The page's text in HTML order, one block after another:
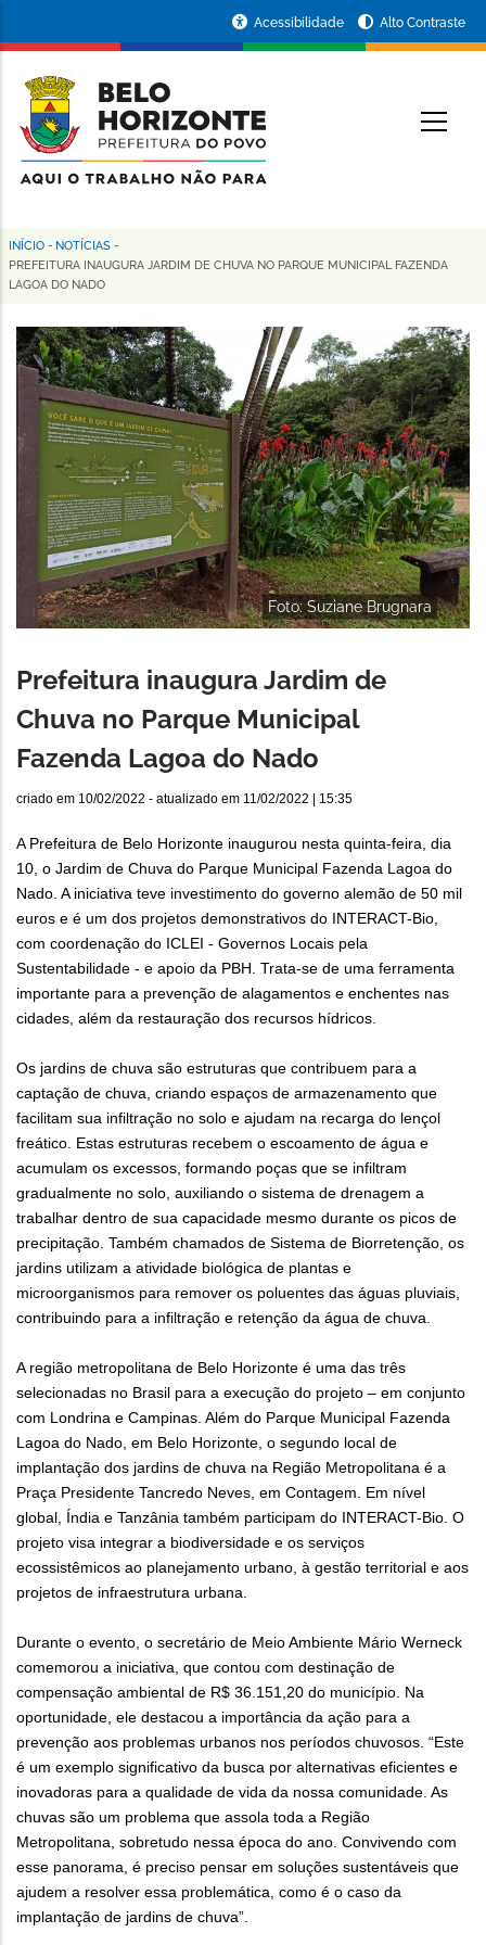
conteúdo
principal
da
Prefeitura
de
Horizonte
Acessibilidade Alto Contraste
Trilha
de
navegação
INÍCIO - NOTÍCIAS -
PREFEITURA INAUGURA JARDIM DE CHUVA NO PARQUE MUNICIPAL FAZENDA
LAGOA DO NADO
Foto: Suziane Brugnara
Prefeitura inaugura Jardim de
Chuva no Parque Municipal
Fazenda Lagoa do Nado
criado em 10/02/2022 - atualizado em 11/02/2022 | 15:35
A Prefeitura de Belo Horizonte inaugurou nesta quinta-feira, dia
10, o Jardim de Chuva do Parque Municipal Fazenda Lagoa do
Nado. A iniciativa teve investimento do governo alemão de 50 mil
euros e é um dos projetos demonstrativos do INTERACT-Bio,
com coordenação do ICLEI - Governos Locais pela
Sustentabilidade - e apoio da PBH. Trata-se de uma ferramenta
importante para a prevenção de alagamentos e enchentes nas
cidades, além da restauração dos recursos hídricos.
Os jardins de chuva são estruturas que contribuem para a
captação de chuva, criando espaços de armazenamento que
facilitam sua infiltração no solo e ajudam na recarga do lençol
freático. Estas estruturas recebem o escoamento de água e
acumulam os excessos, formando poças que se infiltram
gradualmente no solo, auxiliando o sistema de drenagem a
trabalhar dentro de sua capacidade mesmo durante os picos de
precipitação. Também chamados de Sistema de Biorretenção, os
jardins utilizam a atividade biológica de plantas e
microorganismos para remover os poluentes das águas pluviais,
contribuindo para a infiltração e retenção da água de chuva.
A região metropolitana de Belo Horizonte é uma das três
selecionadas no Brasil para a execução do projeto – em conjunto
com Londrina e Campinas. Além do Parque Municipal Fazenda
Lagoa do Nado, em Belo Horizonte, o segundo local de
implantação dos jardins de chuva na Região Metropolitana é a
Praça Presidente Tancredo Neves, em Contagem. Em nível
global, Índia e Tanzânia também participam do INTERACT-Bio. O
projeto visa integrar a biodiversidade e os serviços
ecossistêmicos ao planejamento urbano, à gestão territorial e aos
projetos de infraestrutura urbana.
Durante o evento, o secretário de Meio Ambiente Mário Werneck
comemorou a iniciativa, que contou com destinação de
compensação ambiental de R$ 36.151,20 do município. Na
oportunidade, ele destacou a importância da ação para a
prevenção aos problemas urbanos nos períodos chuvosos. “Este
é um exemplo significativo da busca por alternativas eficientes e
inovadoras para a qualidade de vida da nossa comunidade. As
chuvas são um problema que assola toda a Região
Metropolitana, sobretudo nessa época do ano. Convivendo com
esse panorama, é preciso pensar em soluções sustentáveis que
ajudem a resolver essa problemática, como é o caso da
implantação de jardins de chuva”.